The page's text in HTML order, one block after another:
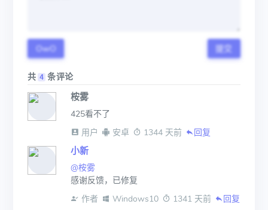
OwO 提交
共 4 条评论
桉雾
425看不了
用户
安卓 1344 天前 回复
小新
@桉雾
感谢反馈，已修复
作者
Windows10 1341 天前 回复